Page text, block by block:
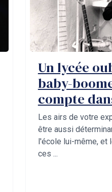
Un lycée
baby-
compte
Les airs de votre
être aussi
l'école lui-même, et
ces ...